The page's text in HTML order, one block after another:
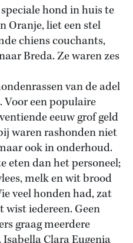
hond in huis te
Oranje, liet een stel
chiens couchants,
Breda. Ze waren zes
van de adel
een populaire
eeuw grof geld
waren rashonden niet
ook in onderhoud.
eten dan het personeel;
melk en wit brood
veel honden had, zat
wist iedereen. Geen
graag meerdere